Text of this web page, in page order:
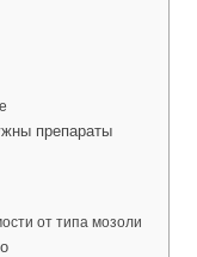
препараты
от типа мозоли